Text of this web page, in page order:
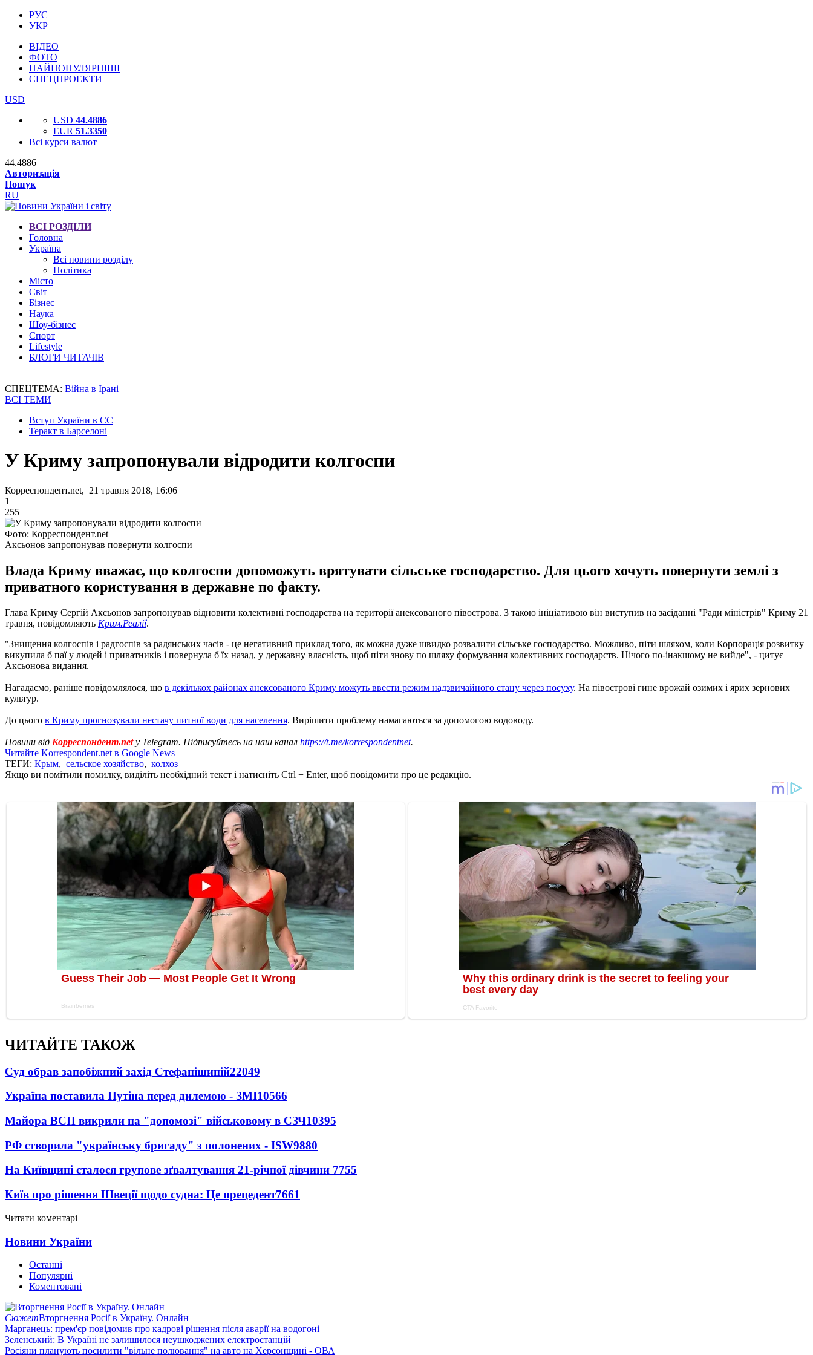
РУС
УКР
ВІДЕО
ФОТО
НАЙПОПУЛЯРНІШІ
СПЕЦПРОЕКТИ
USD
USD 44.4886
EUR 51.3350
Всі курси валют
44.4886
Авторизація
Пошук
RU
ВСІ РОЗДІЛИ
Головна
Україна
Всі новини розділу
Політика
Місто
Світ
Бізнес
Наука
Шоу-бізнес
Спорт
Lifestyle
БЛОГИ ЧИТАЧІВ
СПЕЦТЕМА: Війна в Ірані
ВСІ ТЕМИ
Вступ України в ЄС
Теракт в Барселоні
У Криму запропонували відродити колгоспи
Корреспондент.net, 21 травня 2018, 16:06
1
255
Фото: Корреспондент.net
Аксьонов запропонував повернути колгоспи
Влада Криму вважає, що колгоспи допоможуть врятувати сільське господарство. Для цього хочуть повернути землі з
приватного користування в державне по факту.
Глава Криму Сергій Аксьонов запропонував відновити колективні господарства на території анексованого півострова. З такою ініціативою він виступив на засіданні "Ради міністрів" Криму 21
травня, повідомляють Крим.Реалії.
"Знищення колгоспів і радгоспів за радянських часів - це негативний приклад того, як можна дуже швидко розвалити сільське господарство. Можливо, піти шляхом, коли Корпорація розвитку
викупила б паї у людей і приватників і повернула б їх назад, у державну власність, щоб піти знову по шляху формування колективних господарств. Нічого по-інакшому не вийде", - цитує
Аксьонова видання.
Нагадаємо, раніше повідомлялося, що в декількох районах анексованого Криму можуть ввести режим надзвичайного стану через посуху. На півострові гине врожай озимих і ярих зернових
культур.
До цього в Криму прогнозували нестачу питної води для населення. Вирішити проблему намагаються за допомогою водоводу.
Новини від Корреспондент.netу Telegram. Підписуйтесь на наш канал https://t.me/korrespondentnet.
Читайте Korrespondent.net в Google News
ТЕГИ: Крым, сельское хозяйство, колхоз
Якщо ви помітили помилку, виділіть необхідний текст і натисніть Ctrl + Enter, щоб повідомити про це редакцію.
ЧИТАЙТЕ ТАКОЖ
Суд обрав запобіжний захід Стефанішиній22049
Україна поставила Путіна перед дилемою - ЗМІ10566
Майора ВСП викрили на "допомозі" військовому в СЗЧ10395
РФ створила "українську бригаду" з полонених - ISW9880
На Київщині сталося групове зґвалтування 21-річної дівчини 7755
Київ про рішення Швеції щодо судна: Це прецедент7661
Читати коментарі
Новини України
Останні
Популярні
Коментовані
СюжетВторгнення Росії в Україну. Онлайн
Марганець: прем'єр повідомив про кадрові рішення після аварії на водогоні
Зеленський: В Україні не залишилося неушкоджених електростанцій
Росіяни планують посилити "вільне полювання" на авто на Херсонщині - ОВА